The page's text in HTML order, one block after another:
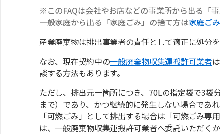
※このFAQは会社やお店などの事業所から出る「
一般家庭から出る「家庭ごみ」の捨て方は家庭ご
産業廃棄物は排出事業者の責任として適正に処分
なお、現在契約中の一般廃棄物収集運搬許可業者
談する方法もあります。
ただし、排出元一箇所につき、70Lの指定袋で3
まで）であり、かつ継続的に発生しない場合であ
「可燃ごみ」として排出する場合は「可燃ごみ
は、一般廃棄物収集運搬許可業者へ委託いただく